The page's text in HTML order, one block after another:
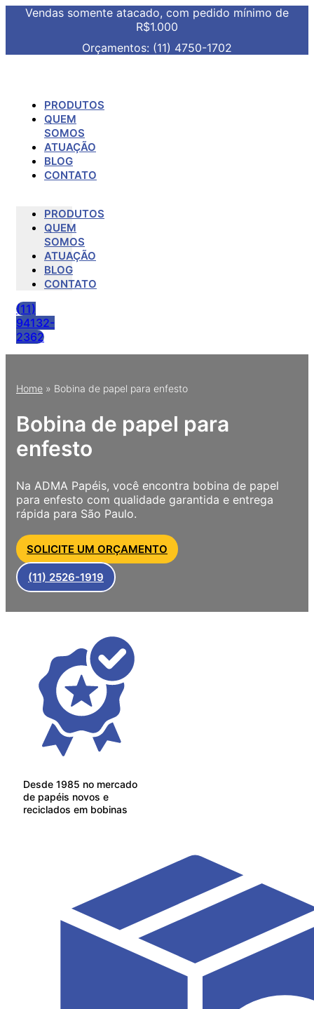
Vendas somente atacado, com pedido mínimo de
R$1.000
Orçamentos: (11) 4750-1702
PRODUTOS
QUEM
SOMOS
ATUAÇÃO
BLOG
CONTATO
PRODUTOS
QUEM
SOMOS
ATUAÇÃO
BLOG
CONTATO
(11)
94132-
2362
Home » Bobina de papel para enfesto
Bobina de papel para
enfesto
Na ADMA Papéis, você encontra bobina de papel
para enfesto com qualidade garantida e entrega
rápida para São Paulo.
SOLICITE UM ORÇAMENTO
(11) 2526-1919
Desde 1985 no mercado
de papéis novos e
reciclados em bobinas